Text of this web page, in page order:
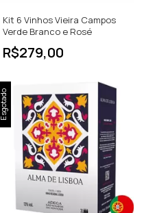
Kit 6 Vinhos Vieira Campos
Verde Branco e Rosé
R$279,00
Esgotado